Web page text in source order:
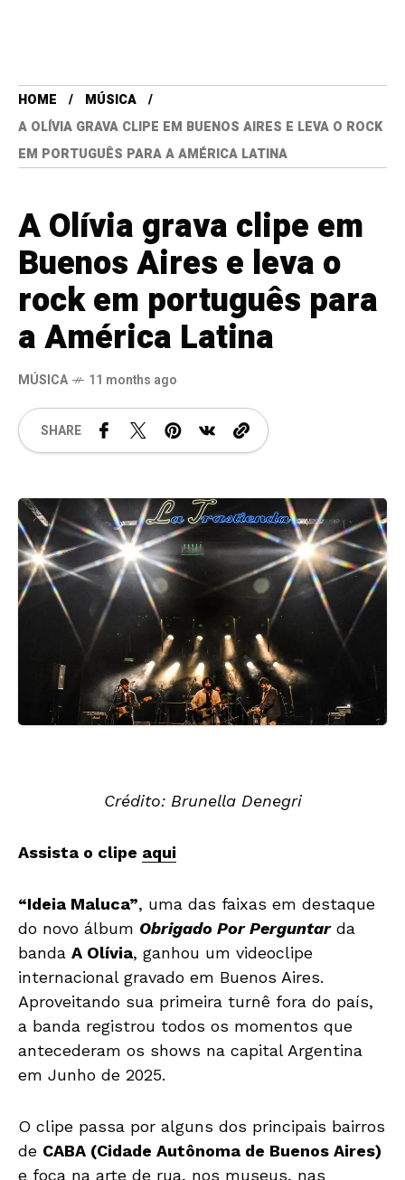
HOME
MÚSICA
A OLÍVIA GRAVA CLIPE EM BUENOS AIRES E LEVA O ROCK
EM PORTUGUÊS PARA A AMÉRICA LATINA
A Olívia grava clipe em
Buenos Aires e leva o
rock em português para
a América Latina
MÚSICA 11 months ago
SHARE
Crédito: Brunella Denegri
Assista o clipe aqui
“Ideia Maluca”, uma das faixas em destaque
do novo álbum Obrigado Por Perguntar da
banda A Olívia, ganhou um videoclipe
internacional gravado em Buenos Aires.
Aproveitando sua primeira turnê fora do país,
a banda registrou todos os momentos que
antecederam os shows na capital Argentina
em Junho de 2025.
O clipe passa por alguns dos principais bairros
de CABA (Cidade Autônoma de Buenos Aires)
e foca na arte de rua, nos museus, nas